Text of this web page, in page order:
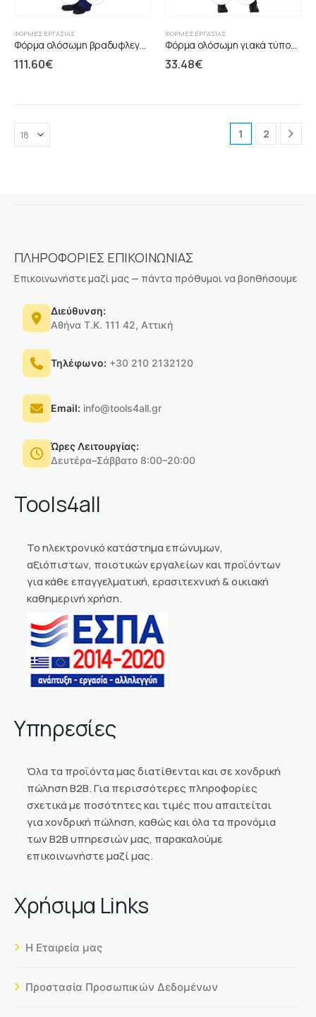
ΦΌΡΜΕΣ ΕΡΓΑΣΊΑΣ
Φόρμα ολόσωμη βραδυφλεγής βαμβακερή μπλε ΒΙΖ1
111.60€
ΦΌΡΜΕΣ ΕΡΓΑΣΊΑΣ
Φόρµα ολόσωµη γιακά τύπoυ µάο μπλε
33.48€
1 2
ΠΛΗΡΟΦΟΡΙΕΣ ΕΠΙΚΟΙΝΩΝΙΑΣ
Επικοινωνήστε μαζί μας — πάντα πρόθυμοι να βοηθήσουμε
Διεύθυνση:
Αθήνα Τ.Κ. 111 42, Αττική
Τηλέφωνο: +30 210 2132120
Email: info@tools4all.gr
Ώρες Λειτουργίας:
Δευτέρα–Σάββατο 8:00–20:00
Tools4all
Το ηλεκτρονικό κατάστημα επώνυμων,
αξιόπιστων, ποιοτικών εργαλείων και προϊόντων
για κάθε επαγγελματική, ερασιτεχνική & οικιακή
καθημερινή χρήση.
Υπηρεσίες
Όλα τα προϊόντα μας διατίθενται και σε χονδρική
πώληση Β2Β. Για περισσότερες πληροφορίες
σχετικά με ποσότητες και τιμές που απαιτείται
για χονδρική πώληση, καθώς και όλα τα προνόμια
των Β2Β υπηρεσιών μας, παρακαλούμε
επικοινωνήστε μαζί μας.
Χρήσιμα Links
Η Εταιρεία μας
Προστασία Προσωπικών Δεδομένων